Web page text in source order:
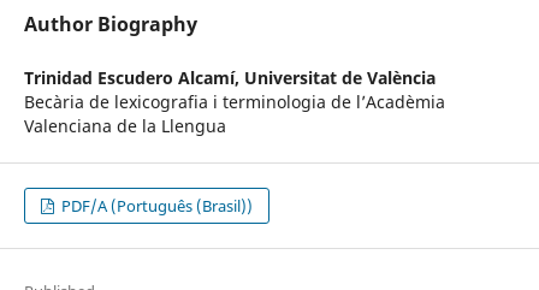
Author Biography
Trinidad Escudero Alcamí, Universitat de València
Becària de lexicografia i terminologia de l’Acadèmia
Valenciana de la Llengua
PDF/A (Português (Brasil))